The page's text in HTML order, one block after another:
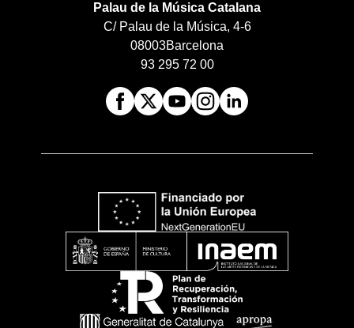
Palau de la Música Catalana
C/ Palau de la Música, 4-6
08003Barcelona
93 295 72 00